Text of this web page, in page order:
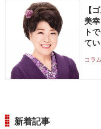
【
美
ト
てい
コラ
新着記事